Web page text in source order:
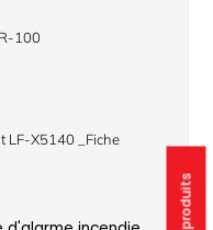
100
LF-X5140 _Fiche